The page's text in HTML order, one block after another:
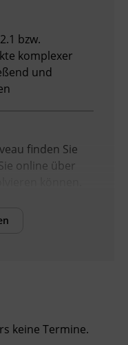
bzw.
komplexer
und
finden Sie
online über
keine Termine.